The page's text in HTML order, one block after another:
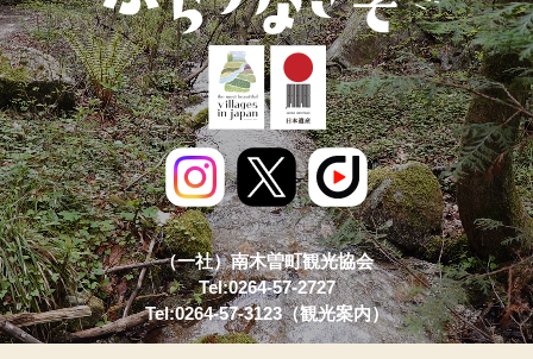
（一社）南木曽町観光協会
Tel:0264-57-2727
Tel:0264-57-3123（観光案内）